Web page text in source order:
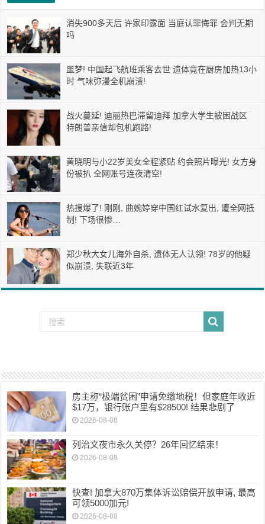
消失900多天后 许家印露面 当庭认罪悔罪 会判无期
吗
噩梦! 中国起飞航班乘客去世 遗体竟在厨房加热13小
时 气味弥漫全机崩溃!
战火蔓延! 迪丽热巴滞留迪拜 加拿大学生被困战区
特朗普亲信却包机跑路!
黄晓明与小22岁美女全程紧贴 约会照片曝光! 女方身
份被扒 全网账号连夜清空!
热搜爆了! 刚刚, 曲婉婷穿中国红试水复出, 遭全网抵
制! 下场很惨…
郑少秋大女儿海外自杀, 遗体无人认领! 78岁的他疑
似崩溃, 失联近3年
房主称“极端贫困”申请免缴地税！但家庭年收近
$17万，银行账户里有$28500! 结果悲剧了
2026-08-08
列治文夜市永久关停？26年回忆结束！
2026-08-08
快查! 加拿大870万集体诉讼赔偿开放申请, 最高
可领5000加元!
2026-08-08